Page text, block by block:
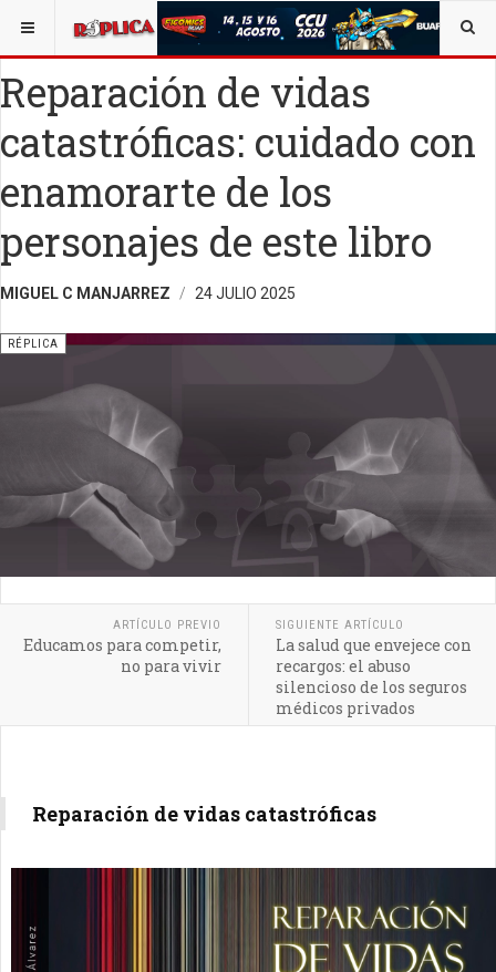
ESTÁ AQUÍ: ENTRETENIMIENTO OPINIÓN RÉPLICA
Reparación de vidas
catastróficas: cuidado con
enamorarte de los
personajes de este libro
MIGUEL C MANJARREZ 24 JULIO 2025
RÉPLICA
ARTÍCULO PREVIO
Educamos para competir,
no para vivir
SIGUIENTE ARTÍCULO
La salud que envejece con
recargos: el abuso
silencioso de los seguros
médicos privados
Reparación de vidas catastróficas